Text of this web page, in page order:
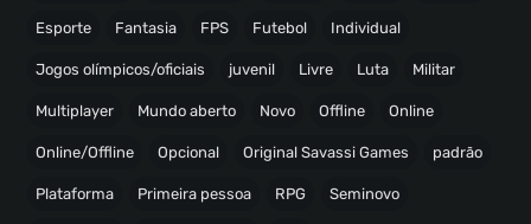
Esporte Fantasia FPS Futebol Individual
Jogos olímpicos/oficiais juvenil Livre Luta Militar
Multiplayer Mundo aberto Novo Offline Online
Online/Offline Opcional Original Savassi Games padrão
Plataforma Primeira pessoa RPG Seminovo